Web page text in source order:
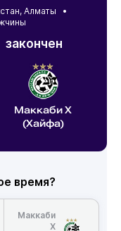
,Алматы •
закончен
Маккаби Х
(Хайфа)
время?
Маккаби
Х